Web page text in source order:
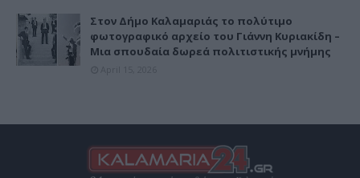
Στον Δήμο Καλαμαριάς το πολύτιμο
φωτογραφικό αρχείο του Γιάννη Κυριακίδη –
Μια σπουδαία δωρεά πολιτιστικής μνήμης